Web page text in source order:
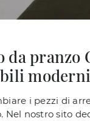
da pranzo
moderni
i pezzi di
Nel nostro sito